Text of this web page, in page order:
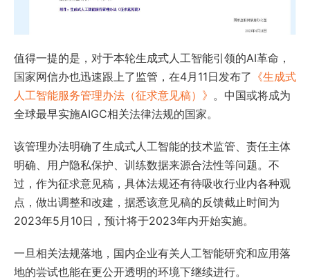
值得一提的是，对于本轮生成式人工智能引领的AI革命，
国家网信办也迅速跟上了监管，在4月11日发布了 《生成式
人工智能服务管理办法（征求意见稿）》 。中国或将成为
全球最早实施AIGC相关法律法规的国家。
该管理办法明确了生成式人工智能的技术监管、责任主体
明确、用户隐私保护、训练数据来源合法性等问题。不
过，作为征求意见稿，具体法规还有待吸收行业内各种观
点，做出调整和改建，据悉该意见稿的反馈截止时间为
2023年5月10日，预计将于2023年内开始实施。
一旦相关法规落地，国内企业有关人工智能研究和应用落
地的尝试也能在更公开透明的环境下继续进行。